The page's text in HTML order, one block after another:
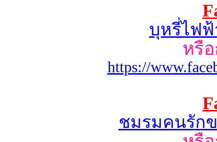
บุหรี่ไฟฟ้
หรื
https://
ชมรมคนรักข